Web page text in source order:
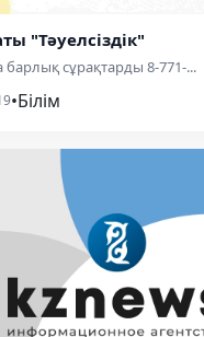
"Тәуелсіздік"
сұрақтарды 8-771-...
•Білім